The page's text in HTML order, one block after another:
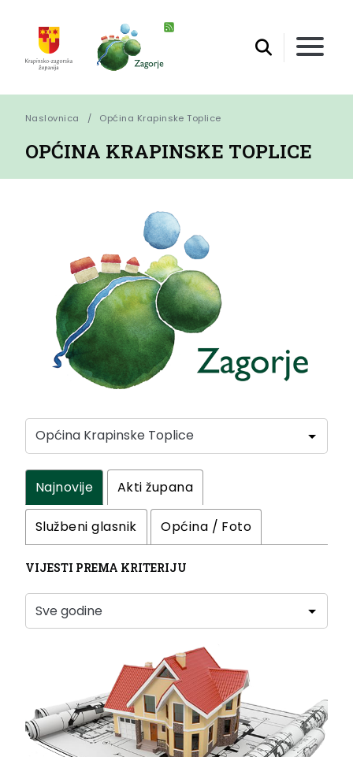
Naslovnica Općina Krapinske Toplice
OPĆINA KRAPINSKE TOPLICE
Najnovije Akti župana
Službeni glasnik Općina / Foto
VIJESTI PREMA KRITERIJU